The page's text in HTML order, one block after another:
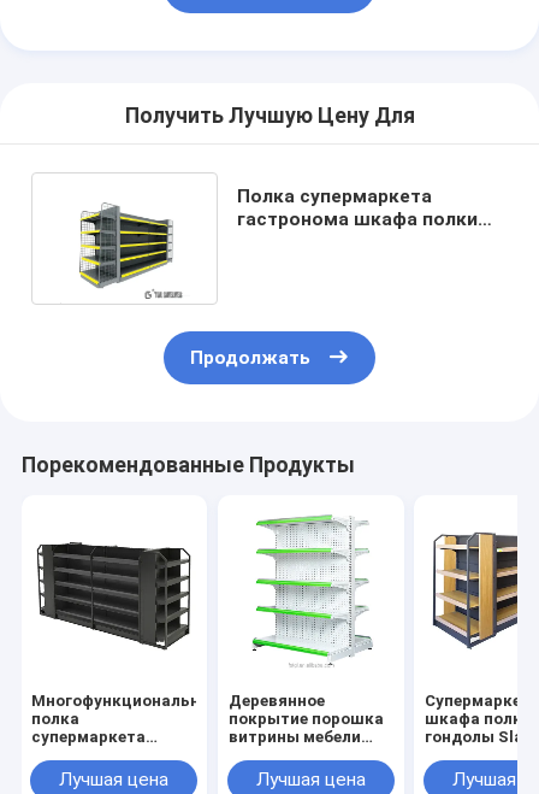
Получить Лучшую Цену Для
Полка супермаркета
гастронома шкафа полки
Продолжать
Порекомендованные Продукты
Многофункциональная
полка
супермаркета
хранения металла 5
Лучшая цена
Деревянное
покрытие порошка
витрины мебели
канцелярских
Лучшая цена
Супермаркет
шкафа полки
гондолы
кладетЛучшая